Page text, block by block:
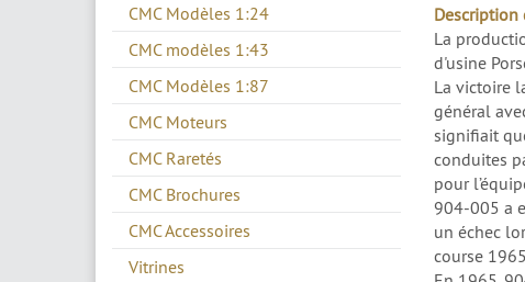
CMC Modèles 1:24
CMC modèles 1:43
CMC Modèles 1:87
CMC Moteurs
CMC Raretés
CMC Brochures
CMC Accessoires
Vitrines
Description
La
d'usine
La victoire
général
signifiait
conduites
pour
904-005 a
un échec
course